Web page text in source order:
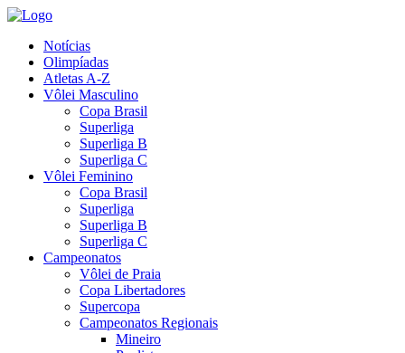
Notícias
Olimpíadas
Atletas A-Z
Vôlei Masculino
Copa Brasil
Superliga
Superliga B
Superliga C
Vôlei Feminino
Copa Brasil
Superliga
Superliga B
Superliga C
Campeonatos
Vôlei de Praia
Copa Libertadores
Supercopa
Campeonatos Regionais
Mineiro